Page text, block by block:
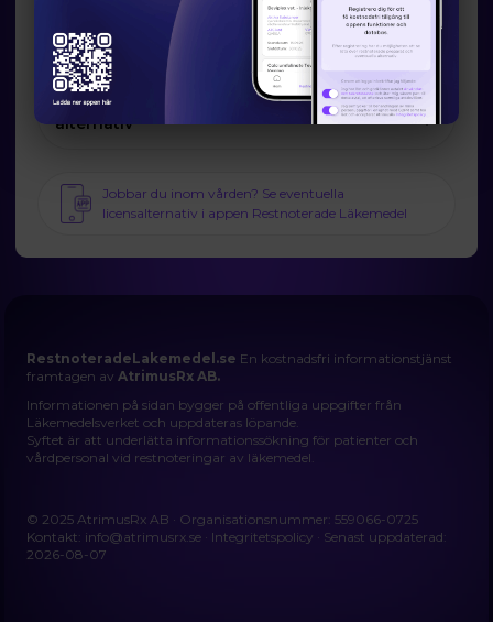
Företaget har inte godkänt att Läkemedelsverket publicerar den
angivna orsaken.
Läkemedelsverkets information om möjliga
alternativ
Jobbar du inom vården? Se eventuella
licensalternativ i appen Restnoterade Läkemedel
RestnoteradeLakemedel.se En kostnadsfri informationstjänst
framtagen avAtrimusRx AB.
Informationen på sidan bygger på offentliga uppgifter från
Läkemedelsverket och uppdateras löpande.
Syftet är att underlätta informationssökning för patienter och
vårdpersonal vid restnoteringar av läkemedel.
© 2025 AtrimusRx AB · Organisationsnummer: 559066-0725
Kontakt: info@atrimusrx.se · Integritetspolicy · Senast uppdaterad:
2026-08-07